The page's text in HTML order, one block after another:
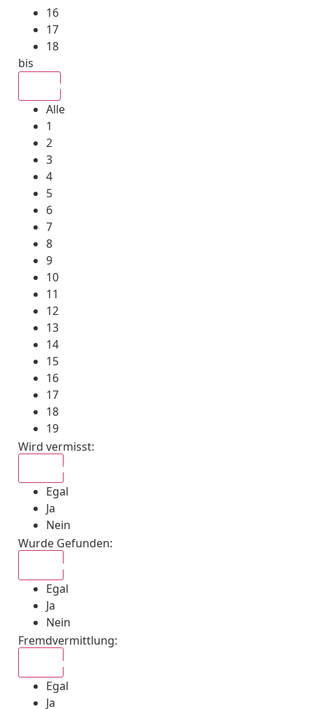
16
17
18
bis
Alle
1
2
3
4
5
6
7
8
9
10
11
12
13
14
15
16
17
18
19
Wird vermisst:
Egal
Ja
Nein
Wurde Gefunden:
Egal
Ja
Nein
Fremdvermittlung:
Egal
Ja